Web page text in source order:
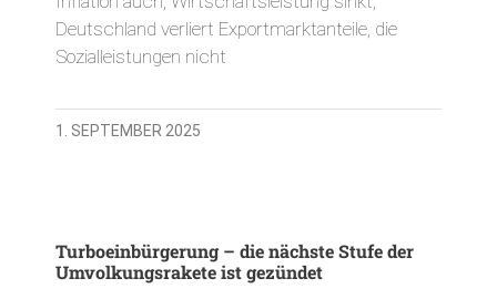
Deutschland verliert Exportmarktanteile, die
Sozialleistungen nicht
1. SEPTEMBER 2025
Turboeinbürgerung – die nächste Stufe der
Umvolkungsrakete ist gezündet